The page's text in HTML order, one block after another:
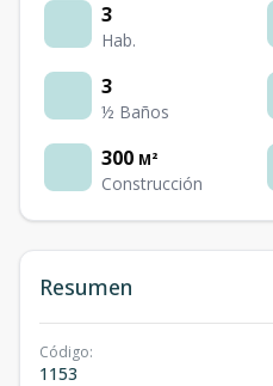
3
Hab.
3
½ Baños
300 M²
Construcción
Resumen
Código:
1153